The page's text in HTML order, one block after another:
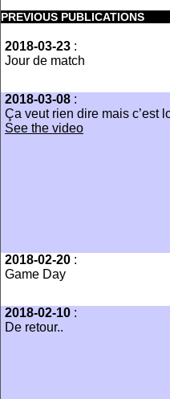
PREVIOUS PUBLICATIONS
2018-03-23 :
Jour de match
2018-03-08 :
Ça veut rien dire mais c’est
See the video
2018-02-20 :
Game Day
2018-02-10 :
De retour..